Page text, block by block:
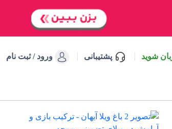
شوید پشتیبانی ورود / ثبت نام